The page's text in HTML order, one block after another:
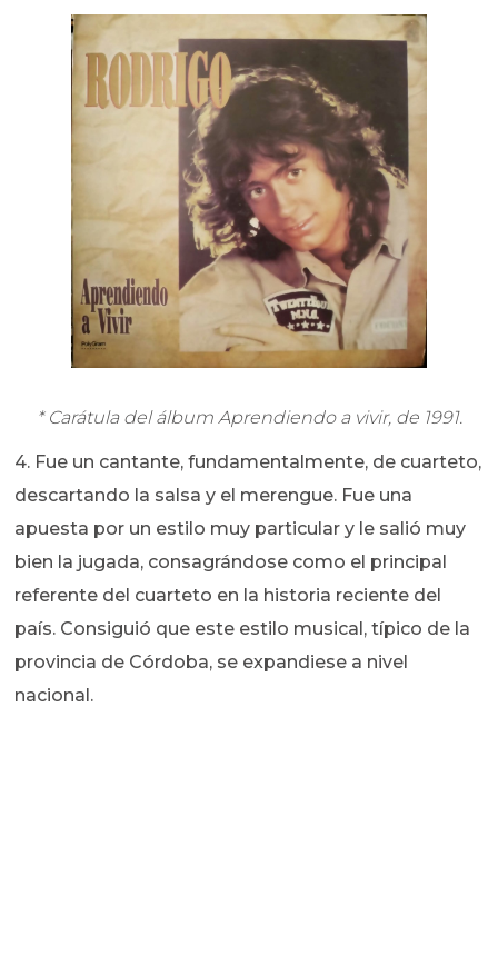
* Carátula del álbum Aprendiendo a vivir, de 1991.
4. Fue un cantante, fundamentalmente, de cuarteto,
descartando la salsa y el merengue. Fue una
apuesta por un estilo muy particular y le salió muy
bien la jugada, consagrándose como el principal
referente del cuarteto en la historia reciente del
país. Consiguió que este estilo musical, típico de la
provincia de Córdoba, se expandiese a nivel
nacional.